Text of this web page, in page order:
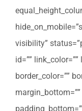
visibility”
id=””
border_color=””